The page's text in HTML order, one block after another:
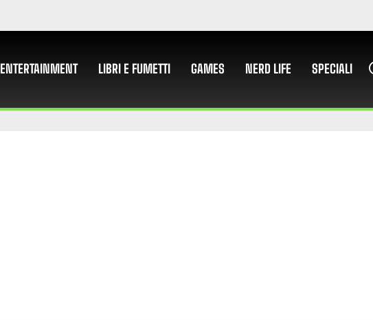
ENTERTAINMENT LIBRI E FUMETTI GAMES NERD LIFE SPECIALI